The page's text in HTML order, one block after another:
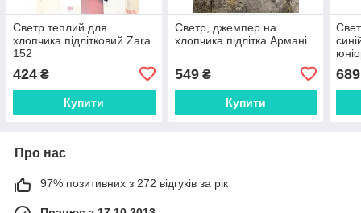
Светр теплий для
хлопчика підлітковий Zara
152
424 ₴
Купити
Светр, джемпер на
хлопчика підлітка Армані
549₴
Купити
689
Про нас
97% позитивних з 272 відгуків за рік